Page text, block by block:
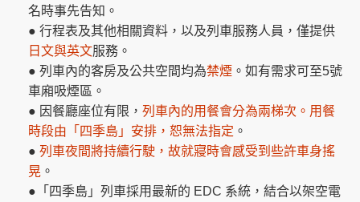
名時事先告知。
● 行程表及其他相關資料，以及列車服務人員，僅提供
日文與英文服務。
● 列車內的客房及公共空間均為禁煙 。如有需求可至5號
車廂吸煙區。
● 因餐廳座位有限， 列車內的用餐會分為兩梯次。 用餐
時段由「四季島」安排，恕無法指定 。
● 列車夜間將持續行駛，故就寢時會感受到些許車身搖
晃 。
●「四季島」列車採用最新的 EDC 系統，結合以架空電